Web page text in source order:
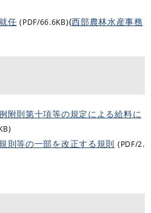
任 (PDF/66.6KB)(西部農林水産事務
附則第十項等の規定による給料に
則等の一部を改正する規則 (PDF/2.